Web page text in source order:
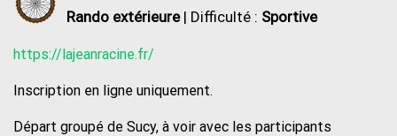
Rando extérieure| Difficulté : Sportive
https://lajeanracine.fr/
Inscription en ligne uniquement.
Départ groupé de Sucy, à voir avec les participants